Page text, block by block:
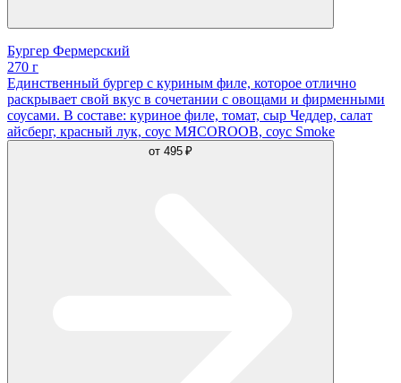
Бургер Фермерский
270 г
Единственный бургер с куриным филе, которое отлично
раскрывает свой вкус в сочетании с овощами и фирменными
соусами. В составе: куриное филе, томат, сыр Чеддер, салат
айсберг, красный лук, соус MЯСОROOB, соус Smoke
от 495 ₽